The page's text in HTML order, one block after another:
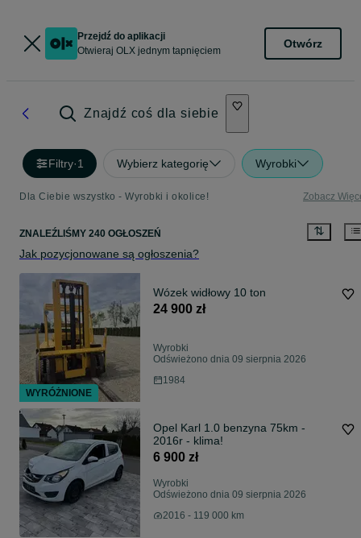
Przejdź do aplikacji
Otwieraj OLX jednym tapnięciem
Otwórz
Znajdź coś dla siebie
Filtry·1 Wybierz kategorię Wyrobki
Dla Ciebie wszystko - Wyrobki i okolice! Zobacz
ZNALEŹLIŚMY 240 OGŁOSZEŃ
Jak pozycjonowane są ogłoszenia?
Wózek widłowy 10 ton
24 900 zł
Wyrobki
Odświeżono dnia 09 sierpnia 2026
1984
Opel Karl 1.0 benzyna 75km -
2016r - klima!
6 900 zł
Wyrobki
Odświeżono dnia 09 sierpnia 2026
2016 - 119 000 km
WYRÓŻNIONE